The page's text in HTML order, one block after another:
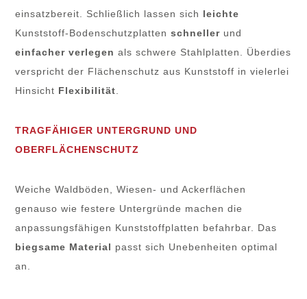
einsatzbereit. Schließlich lassen sich leichte
Kunststoff-Bodenschutzplattenschneller und
einfacher verlegen als schwere Stahlplatten. Überdies
verspricht der Flächenschutz aus Kunststoff in vielerlei
Hinsicht Flexibilität
TRAGFÄHIGER UNTERGRUND UND
OBERFLÄCHENSCHUTZ
Weiche Waldböden, Wiesen- und Ackerflächen
genauso wie festere Untergründe machen die
anpassungsfähigen Kunststoffplatten befahrbar. Das
biegsame Material passt sich Unebenheiten optimal
an.